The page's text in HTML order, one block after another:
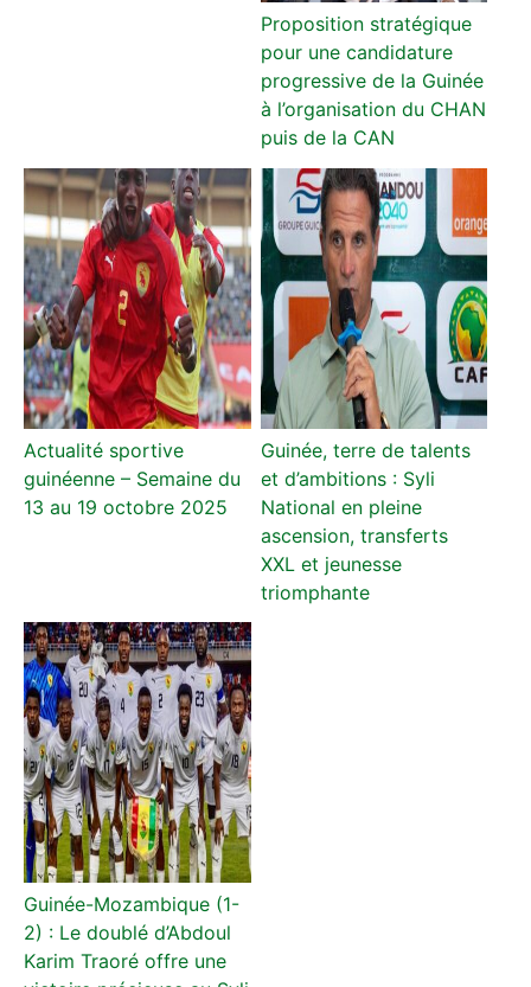
Proposition stratégique
pour une candidature
progressive de la Guinée
à l’organisation du CHAN
puis de la CAN
Actualité sportive
guinéenne – Semaine du
13 au 19 octobre 2025
Guinée, terre de talents
et d’ambitions : Syli
National en pleine
ascension, transferts
XXL et jeunesse
triomphante
Guinée-Mozambique (1-
2) : Le doublé d’Abdoul
Karim Traoré offre une